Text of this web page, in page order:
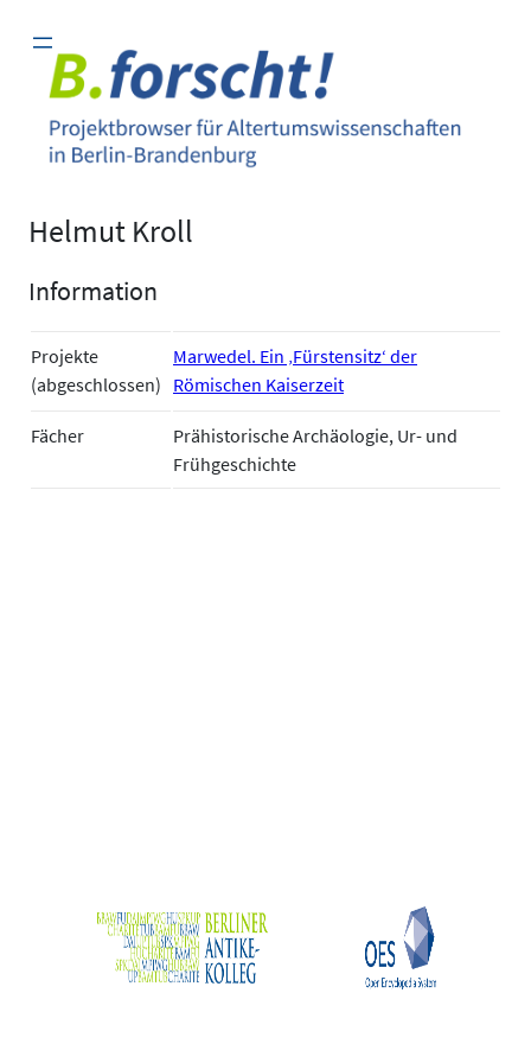
Inhalt
springen
Helmut Kroll
Information
Projekte
(abgeschlossen)
Marwedel. Ein ‚Fürstensitz‘ der
Römischen Kaiserzeit
Fächer
Prähistorische Archäologie, Ur- und
Frühgeschichte